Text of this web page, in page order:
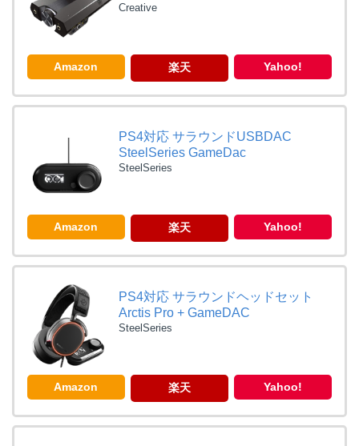
Creative
Amazon 楽天 Yahoo!
PS4対応 サラウンドUSBDAC
SteelSeries GameDac
SteelSeries
Amazon 楽天 Yahoo!
PS4対応 サラウンドヘッドセット
Arctis Pro + GameDAC
SteelSeries
Amazon 楽天 Yahoo!